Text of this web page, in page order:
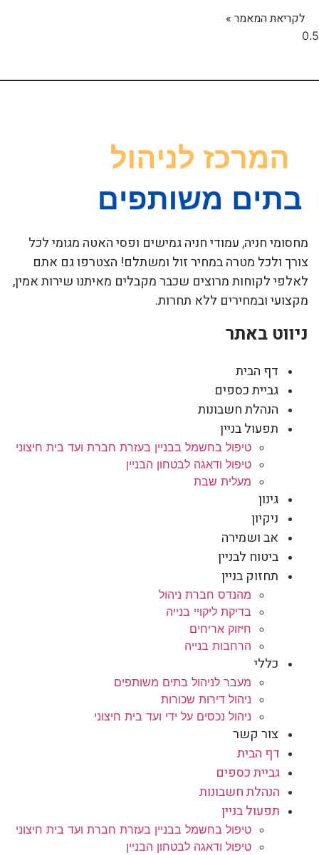
לקריאת המאמר »
מחסומי חניה, עמודי חניה גמישים ופסי האטה מגומי לכל
צורך ולכל מטרה במחיר זול ומשתלם! הצטרפו גם אתם
לאלפי לקוחות מרוצים שכבר מקבלים מאיתנו שירות אמין,
מקצועי ובמחירים ללא תחרות.
ניווט באתר
דף הבית
גביית כספים
הנהלת חשבונות
תפעול בניין
טיפול בחשמל בבניין בעזרת חברת ועד בית חיצוני
טיפול ודאגה לבטחון הבניין
מעלית שבת
גינון
ניקיון
אב ושמירה
ביטוח לבניין
תחזוק בניין
מהנדס חברת ניהול
בדיקת ליקויי בנייה
חיזוק אריחים
הרחבות בנייה
כללי
מעבר לניהול בתים משותפים
ניהול דירות שכורות
ניהול נכסים על ידי ועד בית חיצוני
צור קשר
דף הבית
גביית כספים
הנהלת חשבונות
תפעול בניין
טיפול בחשמל בבניין בעזרת חברת ועד בית חיצוני
טיפול ודאגה לבטחון הבניין